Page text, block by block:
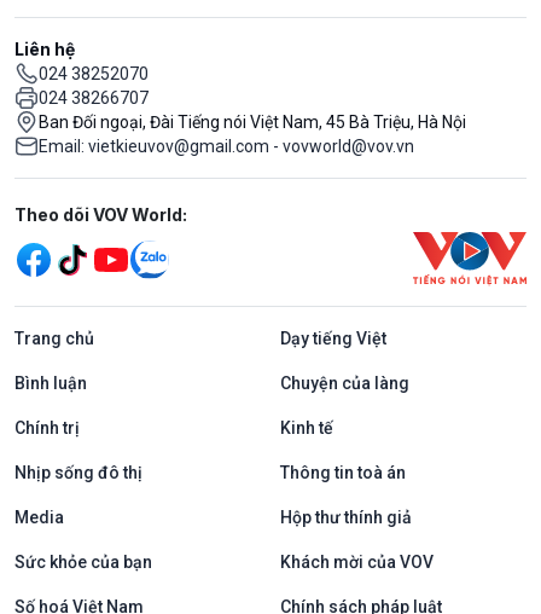
Liên hệ
024 38252070
024 38266707
Ban Đối ngoại, Đài Tiếng nói Việt Nam, 45 Bà Triệu, Hà Nội
Email: vietkieuvov@gmail.com - vovworld@vov.vn
Mạng xã hội
Theo dõi VOV World:
Trang chủ Dạy tiếng Việt
Bình luận Chuyện của làng
Chính trị Kinh tế
Nhịp sống đô thị Thông tin toà án
Media Hộp thư thính giả
Sức khỏe của bạn Khách mời của VOV
Số hoá Việt Nam Chính sách pháp luật